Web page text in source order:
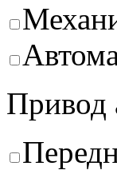
Привод